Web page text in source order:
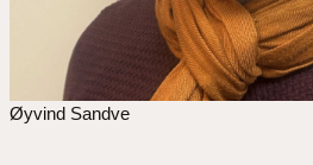
Øyvind Sandve